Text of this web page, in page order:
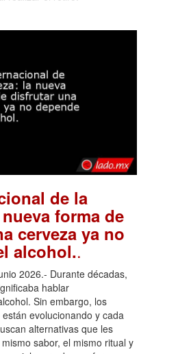
de la
forma de
cerveza ya no
alcohol..
2026.- Durante décadas,
hablar
Sin embargo, los
evolucionando y cada
alternativas que les
sabor, el mismo ritual y